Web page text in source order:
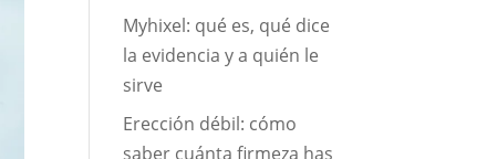
Myhixel: qué es, qué dice
la evidencia y a quién le
sirve
Erección débil: cómo
saber cuánta firmeza has